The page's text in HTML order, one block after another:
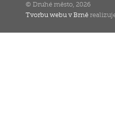
© Druhé město, 2026
Tvorbu webu v Brně